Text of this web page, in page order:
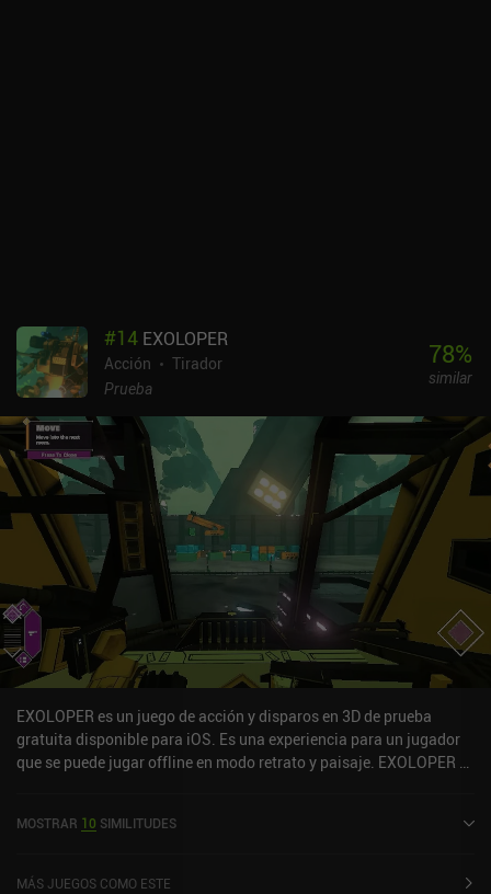
#14 EXOLOPER
Acción
Tirador
Prueba
78%
similar
EXOLOPER es un juego de acción y disparos en 3D de prueba
gratuita disponible para iOS. Es una experiencia para un jugador
que se puede jugar offline en modo retrato y paisaje. EXOLOPER se
MOSTRAR 10 SIMILITUDES
MÁS JUEGOS COMO ESTE